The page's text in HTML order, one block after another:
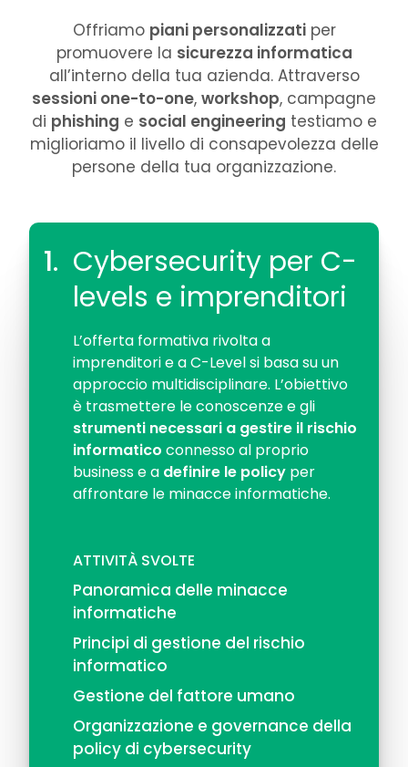
Offriamo piani personalizzatiper
promuovere la sicurezza informatica
all’interno della tua azienda. Attraverso
sessioni one-to-one, workshop, campagne
di phishing e social engineering testiamo e
miglioriamo il livello di consapevolezza delle
persone della tua organizzazione.
1. Cybersecurity per C-
levels e imprenditori
L’offerta formativa rivolta a
imprenditori e a C-Level si basa su un
approccio multidisciplinare. L’obiettivo
è trasmettere le conoscenze e gli
strumenti necessari a gestire il rischio
informatico connesso al proprio
business e a definire le policy per
affrontare le minacce informatiche.
ATTIVITÀ SVOLTE
Panoramica delle minacce
informatiche
Principi di gestione del rischio
informatico
Gestione del fattore umano
Organizzazione e governance della
policy di cybersecurity